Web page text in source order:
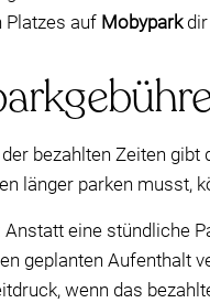
Platzes auf Mobyparkdir
bezahlten Zeiten
länger parken musst,
eine stündliche
geplanten Aufenthalt
wenn das